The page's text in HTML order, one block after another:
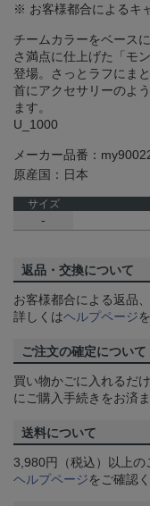
※ お客様都合によるキ
チームカラーをベース
さ満点に仕上げた「モ
登場。さっとラフにま
首にアクセサリーのよ
ます。
U_1000
メーカー品番：
原産国：日本
サイズ
-
返品・交換について
お客様都合による返品
詳しくはヘルプページ
ご注文の確定について
買い物かごに入れるだ
にご購入手続きをお済
送料について
3,980円（税込）以上の
ヘルプページをご確認